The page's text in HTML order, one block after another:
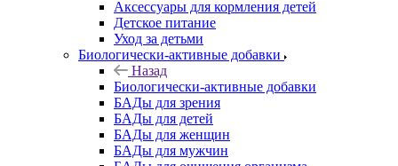
Аксессуары для кормления детей
Детское питание
Уход за детьми
Биологически-активные добавки
Назад
Биологически-активные добавки
БАДы для зрения
БАДы для детей
БАДы для женщин
БАДы для мужчин